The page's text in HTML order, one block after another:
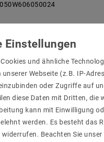
600
: 3
und ähnliche
unserer Webseite (z.B. IP-
oder Zugriffe auf
diese Daten mit Dritten, die
kann mit Einwilligung
werden. Es besteht das
Beachten Sie unser